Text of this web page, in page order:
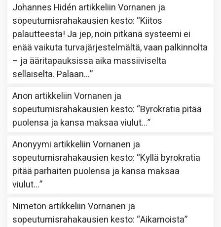
Johannes Hidén artikkeliinVornanen ja
sopeutumisrahakausien kesto: “Kiitos
palautteesta! Ja jep, noin pitkänä systeemi ei
enää vaikuta turvajärjestelmältä, vaan palkinnolta
– ja ääritapauksissa aika massiiviselta
sellaiselta. Palaan…”
Anon artikkeliinVornanen ja
sopeutumisrahakausien kesto: “Byrokratia pitää
puolensa ja kansa maksaa viulut…”
Anonyymi artikkeliinVornanen ja
sopeutumisrahakausien kesto: “Kyllä byrokratia
pitää parhaiten puolensa ja kansa maksaa
viulut…”
Nimetön artikkeliinVornanen ja
sopeutumisrahakausien kesto: “Aikamoista”